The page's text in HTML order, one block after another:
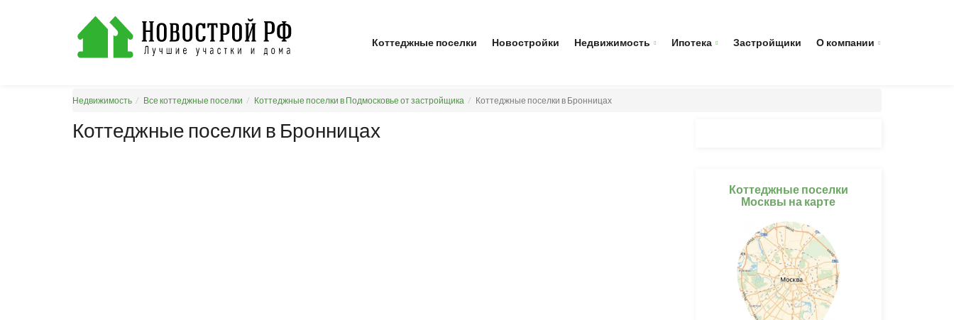
Коттеджные поселки Новостройки Недвижимость Ипотека Застройщики О компании
Недвижимость Все коттеджные поселки Коттеджные поселки в Подмосковье от застройщика Коттеджные поселки в Бронницах
Коттеджные поселки в Бронницах
Коттеджные поселки
Москвы на карте